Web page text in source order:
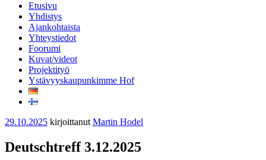
Etusivu
Yhdistys
Ajankohtaista
Yhteystiedot
Foorumi
Kuvat/videot
Projektityö
Ystävyyskaupunkimme Hof
Julkaistu
29.10.2025 kirjoittanut Martin Hodel
Deutschtreff 3.12.2025